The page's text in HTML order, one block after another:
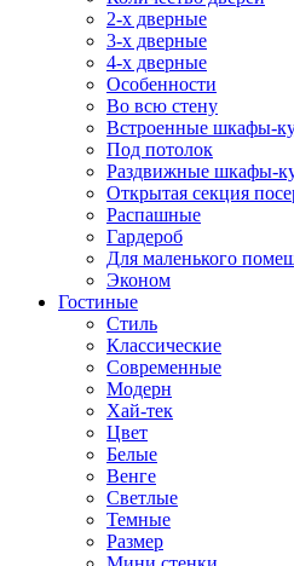
2-х дверные
3-х дверные
4-х дверные
Особенности
Во всю стену
Встроенные шкафы-
Под потолок
Раздвижные шкафы-
Открытая секция
Распашные
Гардероб
Для маленького
Эконом
Гостиные
Стиль
Классические
Современные
Модерн
Хай-тек
Цвет
Белые
Венге
Светлые
Темные
Размер